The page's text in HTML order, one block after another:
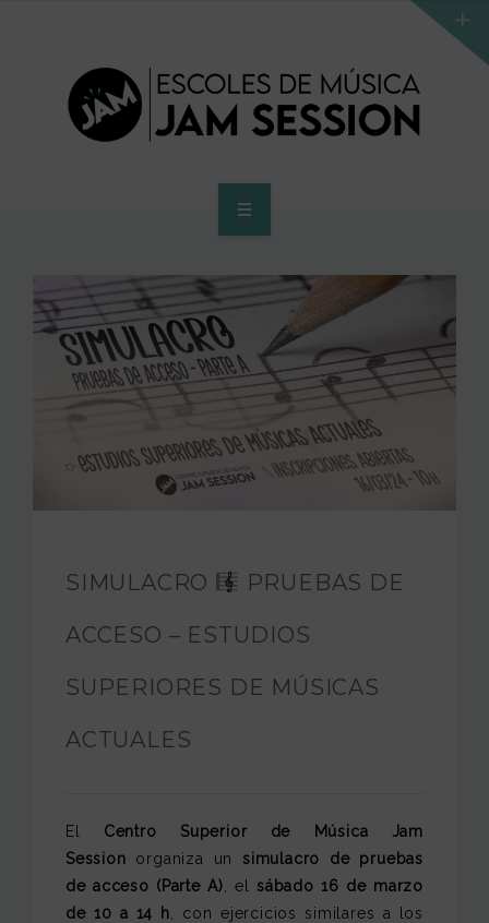
ESCUELA
PROGRAMA DE ACCESO AL SUPERIOR
FUNDACIÓN JAM
CONTACTO
SIMULACRO
PRUEBAS DE
ACCESO – ESTUDIOS
SUPERIORES DE MÚSICAS
ACTUALES
El Centro Superior de Música Jam
Session organiza un simulacro de pruebas
de acceso (Parte A) , el sábado 16 de marzo
de 10 a 14 h , con ejercicios similares a los